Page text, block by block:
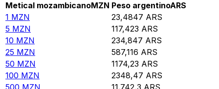
Metical mozambicanoMZN Peso argentinoARS
1 MZN 23,4847 ARS
5 MZN 117,423 ARS
10 MZN 234,847 ARS
25 MZN 587,116 ARS
50 MZN 1174,23 ARS
100 MZN 2348,47 ARS